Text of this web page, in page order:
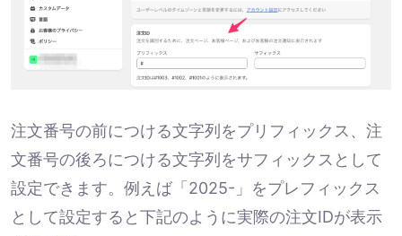
注文番号の前につける文字列をプリフィックス、注
文番号の後ろにつける文字列をサフィックスとして
設定できます。例えば「2025-」をプレフィックス
として設定すると下記のように実際の注文IDが表示